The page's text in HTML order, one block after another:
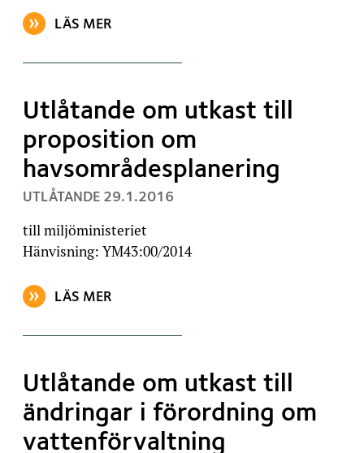
LÄS MER
OM ARTIKELN: UTLÅTANDE OM UTKAST TILL
Utlåtande om utkast till
proposition om
havsområdesplanering
UTLÅTANDE , PUBLICERAT:
29.1.2016
till miljöministeriet
Hänvisning: YM43:00/2014
LÄS MER
OM ARTIKELN: UTLÅTANDE OM UTKAST TILL
Utlåtande om utkast till
ändringar i förordning om
vattenförvaltning